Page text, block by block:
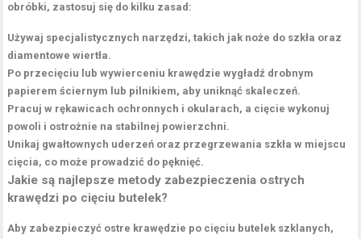
obróbki, zastosuj się do kilku zasad:
Używaj specjalistycznych narzędzi, takich jak noże do szkła oraz
diamentowe wiertła.
Po przecięciu lub wywierceniu krawędzie wygładź drobnym
papierem ściernym lub pilnikiem, aby uniknąć skaleczeń.
Pracuj w rękawicach ochronnych i okularach, a cięcie wykonuj
powoli i ostrożnie na stabilnej powierzchni.
Unikaj gwałtownych uderzeń oraz przegrzewania szkła w miejscu
cięcia, co może prowadzić do pęknięć.
Jakie są najlepsze metody zabezpieczenia ostrych
krawędzi po cięciu butelek?
Aby zabezpieczyć ostre krawędzie po cięciu butelek szklanych,